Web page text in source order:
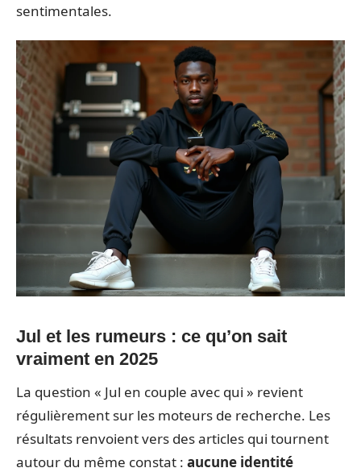
sentimentales.
Jul et les rumeurs : ce qu’on sait
vraiment en 2025
La question « Jul en couple avec qui » revient
régulièrement sur les moteurs de recherche. Les
résultats renvoient vers des articles qui tournent
autour du même constat : aucune identité